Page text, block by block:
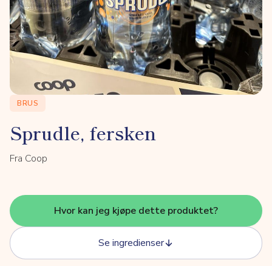
BRUS
Sprudle, fersken
Fra Coop
Hvor kan jeg kjøpe dette produktet?
Se ingredienser